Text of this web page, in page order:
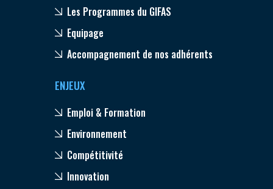
Les Programmes du GIFAS
Equipage
Accompagnement de nos adhérents
ENJEUX
Emploi & Formation
Environnement
Compétitivité
Innovation